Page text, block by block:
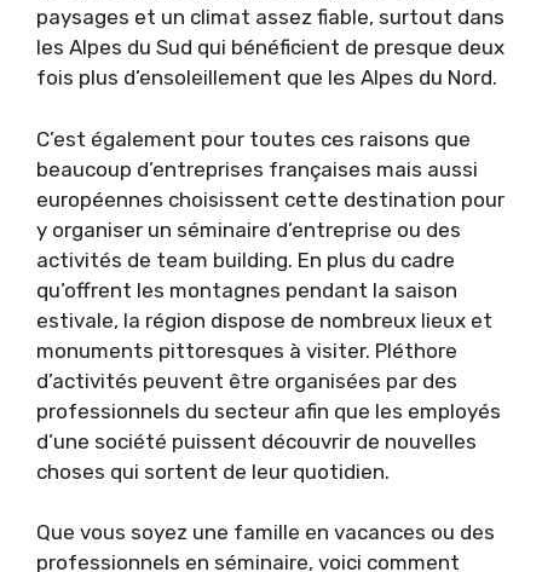
paysages et un climat assez fiable, surtout dans
les Alpes du Sud qui bénéficient de presque deux
fois plus d’ensoleillement que les Alpes du Nord.
C’est également pour toutes ces raisons que
beaucoup d’entreprises françaises mais aussi
européennes choisissent cette destination pour
y organiser un séminaire d’entreprise ou des
activités de team building. En plus du cadre
qu’offrent les montagnes pendant la saison
estivale, la région dispose de nombreux lieux et
monuments pittoresques à visiter. Pléthore
d’activités peuvent être organisées par des
professionnels du secteur afin que les employés
d’une société puissent découvrir de nouvelles
choses qui sortent de leur quotidien.
Que vous soyez une famille en vacances ou des
professionnels en séminaire, voici comment